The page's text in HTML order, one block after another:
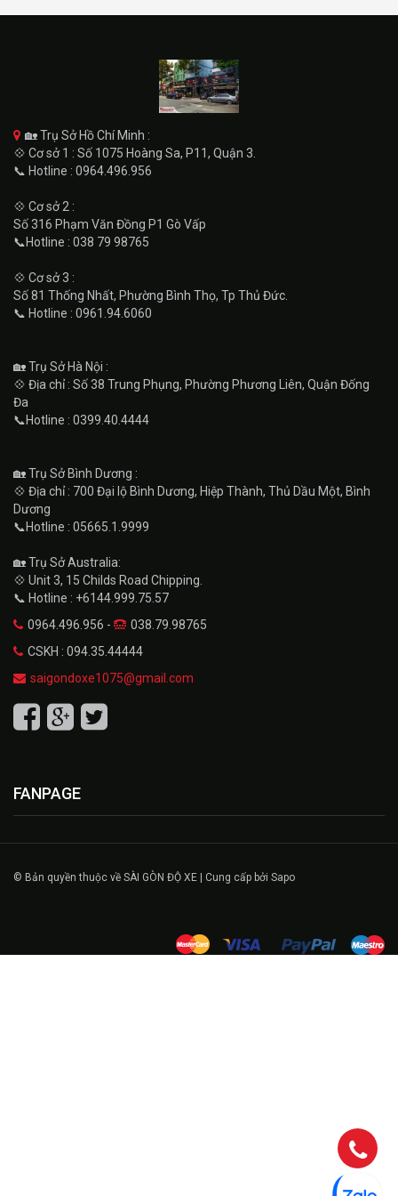
🏡 Trụ Sở Hồ Chí Minh :
💠 Cơ sở 1 : Số 1075 Hoàng Sa, P11, Quận 3.
📞 Hotline : 0964.496.956
💠 Cơ sở 2 :
Số 316 Phạm Văn Đồng P1 Gò Vấp
📞Hotline : 038 79 98765
💠 Cơ sở 3 :
Số 81 Thống Nhất, Phường Bình Thọ, Tp Thủ Đức.
📞 Hotline : 0961.94.6060
🏡 Trụ Sở Hà Nội :
💠 Địa chỉ : Số 38 Trung Phụng, Phường Phương Liên, Quận Đống
Đa
📞Hotline : 0399.40.4444
🏡 Trụ Sở Bình Dương :
💠 Địa chỉ : 700 Đại lộ Bình Dương, Hiệp Thành, Thủ Dầu Một, Bình
Dương
📞Hotline : 05665.1.9999
🏡 Trụ Sở Australia:
💠 Unit 3, 15 Childs Road Chipping.
📞 Hotline : +6144.999.75.57
0964.496.956 -
038.79.98765
CSKH : 094.35.44444
saigondoxe1075@gmail.com
FANPAGE
© Bản quyền thuộc về SÀI GÒN ĐỘ XE | Cung cấp bởi Sapo